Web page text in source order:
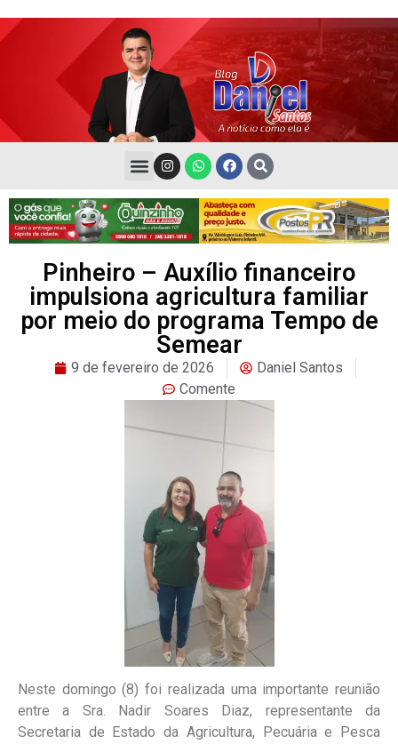
Pinheiro – Auxílio financeiro
impulsiona agricultura familiar
por meio do programa Tempo de
Semear
9 de fevereiro de 2026
Daniel Santos
Comente
Neste domingo (8) foi realizada uma importante reunião
entre a Sra. Nadir Soares Diaz, representante da
Secretaria de Estado da Agricultura, Pecuária e Pesca